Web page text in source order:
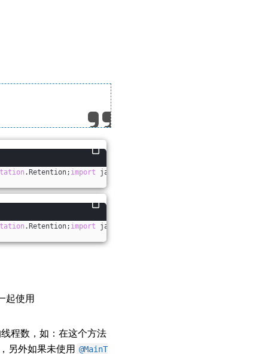
.Retention; import java.lang.
.Retention; import java.lang.
起使用
程数，如：在这个方法
，另外如果未使用 @MainT